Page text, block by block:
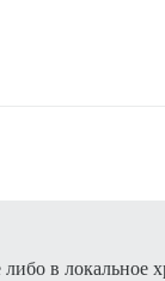
в локальное